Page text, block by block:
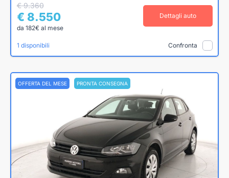
€ 9.360
€ 8.550
da 182€ al mese
Dettagli auto
1 disponibili Confronta
OFFERTA DEL MESE PRONTA CONSEGNA